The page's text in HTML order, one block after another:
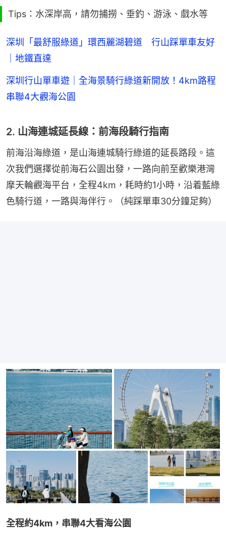
Tips：水深岸高，請勿捕撈、垂釣、游泳、戲水等
深圳「最舒服綠道」環西麗湖碧道 行山踩單車友好
｜地鐵直達
深圳行山單車遊｜全海景騎行綠道新開放！4km路程
串聯4大觀海公園
2. 山海連城延長線：前海段騎行指南
前海沿海綠道，是山海連城騎行綠道的延長路段。這
次我們選擇從前海石公園出發，一路向前至歡樂港灣
摩天輪觀海平台，全程4km，耗時約1小時，沿着藍綠
色騎行道，一路與海伴行。（純踩單車30分鐘足夠）
全程約4km，串聯4大看海公園